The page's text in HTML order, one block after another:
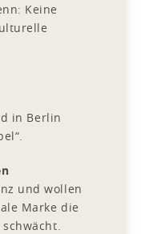
Keine
in Berlin
und wollen
Marke die